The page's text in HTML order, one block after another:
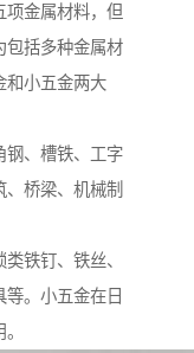
项金属材料，但
包括多种金属材
和小五金两大
钢、槽铁、工字
桥梁、机械制
铁钉、铁丝、
。小五金在日